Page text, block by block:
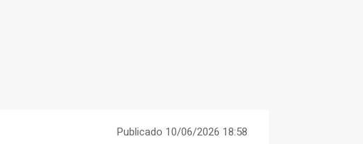
Publicado 10/06/2026 18:58